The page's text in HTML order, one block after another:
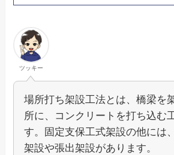
ツッキー
場所打ち架設工法とは、橋梁を
所に、コンクリートを打ち込む
す。固定支保工式架設の他には
架設や張出架設があります。